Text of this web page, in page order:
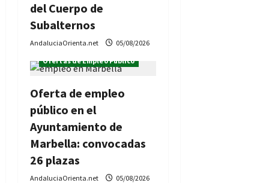
del Cuerpo de
Subalternos
AndaluciaOrienta.net
05/08/2026
Ofertas de Empleo Público
Oferta de empleo
público en el
Ayuntamiento de
Marbella: convocadas
26 plazas
AndaluciaOrienta.net 05/08/2026